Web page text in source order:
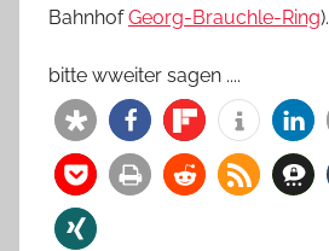
BahnhofGeorg-Brauchle-Ring).
bitte wweiter sagen ....